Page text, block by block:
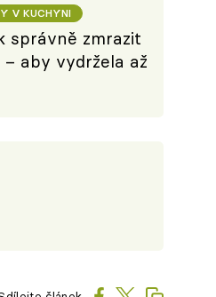
V KUCHYNI
správně zmrazit
aby vydržela až